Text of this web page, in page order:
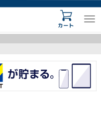
カート